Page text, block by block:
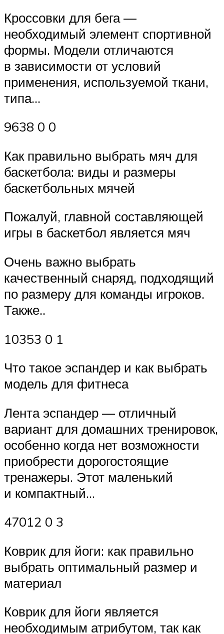
Кроссовки для бега —
необходимый элемент спортивной
формы. Модели отличаются
в зависимости от условий
применения, используемой ткани,
типа…
9638 0 0
Как правильно выбрать мяч для
баскетбола: виды и размеры
баскетбольных мячей
Пожалуй, главной составляющей
игры в баскетбол является мяч
Очень важно выбрать
качественный снаряд, подходящий
по размеру для команды игроков.
Также..
10353 0 1
Что такое эспандер и как выбрать
модель для фитнеса
Лента эспандер — отличный
вариант для домашних тренировок,
особенно когда нет возможности
приобрести дорогостоящие
тренажеры. Этот маленький
и компактный…
47012 0 3
Коврик для йоги: как правильно
выбрать оптимальный размер и
материал
Коврик для йоги является
необходимым атрибутом, так как